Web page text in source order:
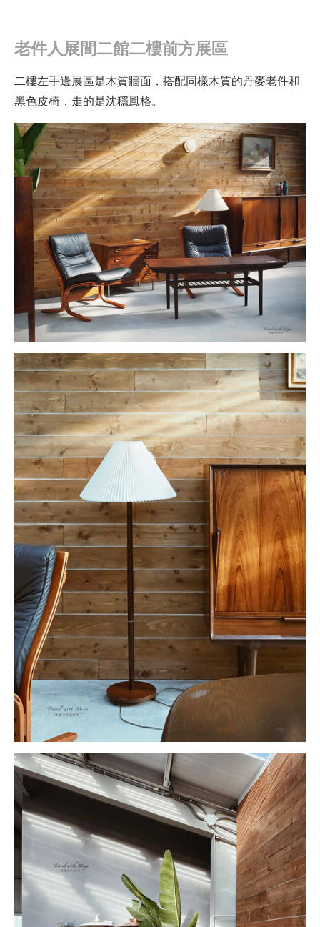
老件人展間二館二樓前方展區
二樓左手邊展區是木質牆面，搭配同樣木質的丹麥老件和
黑色皮椅，走的是沈穩風格。